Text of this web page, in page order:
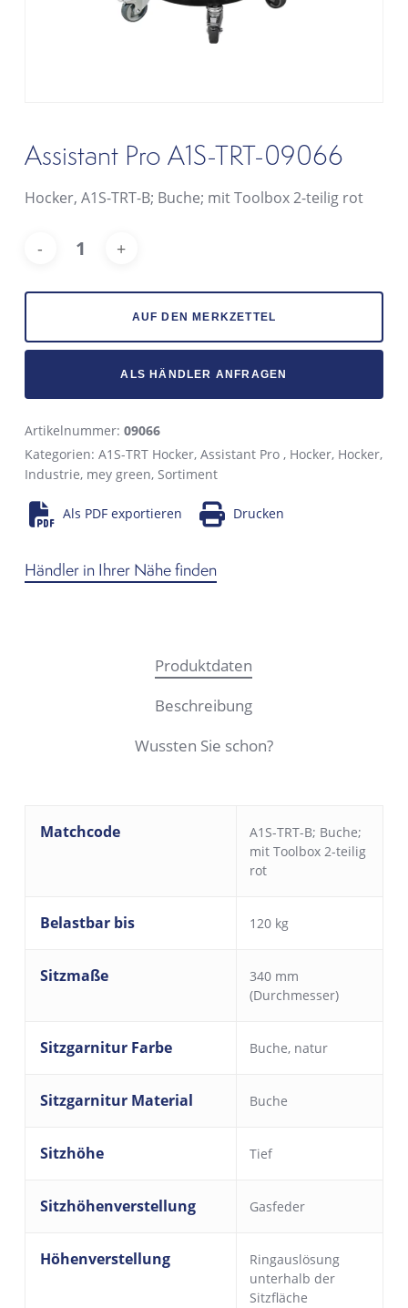
Assistant Pro A1S-TRT-09066
Hocker, A1S-TRT-B; Buche; mit Toolbox 2-teilig rot
AUF DEN MERKZETTEL
ALS HÄNDLER ANFRAGEN
Artikelnummer: 09066
Kategorien: A1S-TRT Hocker, Assistant Pro , Hocker, Hocker,
Industrie, mey green, Sortiment
Als PDF exportieren Drucken
Händler in Ihrer Nähe finden
Produktdaten
Beschreibung
Wussten Sie schon?
Matchcode
A1S-TRT-B; Buche;
mit Toolbox 2-teilig
rot
Belastbar bis 120 kg
Sitzmaße
340 mm
(Durchmesser)
Sitzgarnitur Farbe Buche, natur
Sitzgarnitur Material Buche
Sitzhöhe Tief
Sitzhöhenverstellung Gasfeder
Höhenverstellung
Ringauslösung
unterhalb der
Sitzfläche